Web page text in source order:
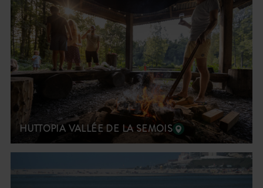
HUTTOPIA VALLÉE DE LA SEMOIS